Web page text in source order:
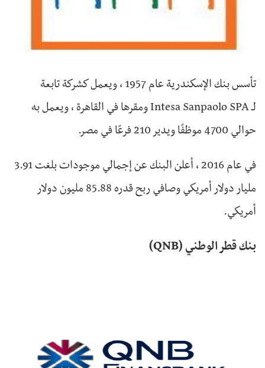
تأسس بنك الإسكندرية عام 1957 ، ويعمل كشركة تابعة
لـ Intesa Sanpaolo SPA ومقرها في القاهرة ، ويعمل به
حوالي 4700 موظفًا ويدير 210 فرعًا في مصر.
في عام 2016 ، أعلن البنك عن إجمالي موجودات بلغت 3.91
مليار دولار أمريكي وصافي ربح قدره 85.88 مليون دولار
أمريكي.
بنك قطر الوطني (QNB)